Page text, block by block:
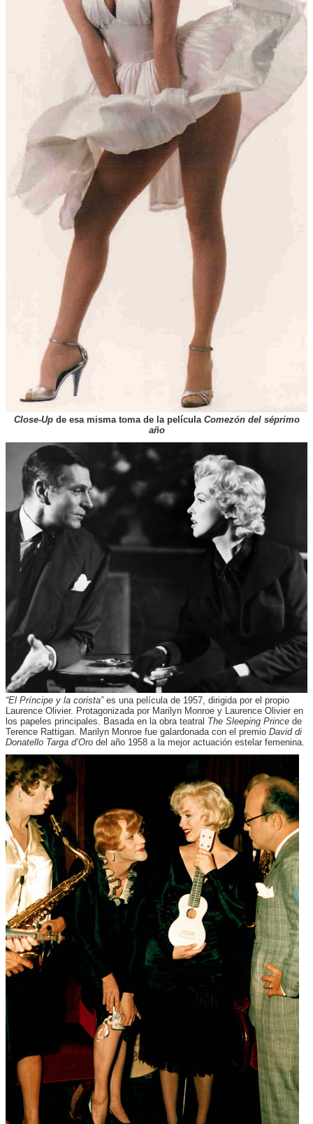
Close-Upde esa misma toma de la películaComezón del séprimo
año
“El Príncipe y la corista”es una película de 1957, dirigida por el propio
Laurence Olivier. Protagonizada por Marilyn Monroe y Laurence Olivier en
los papeles principales. Basada en la obra teatral The Sleeping Prince de
Terence Rattigan. Marilyn Monroe fue galardonada con el premio David di
Donatello Targa d’Oro del año 1958 a la mejor actuación estelar femenina.